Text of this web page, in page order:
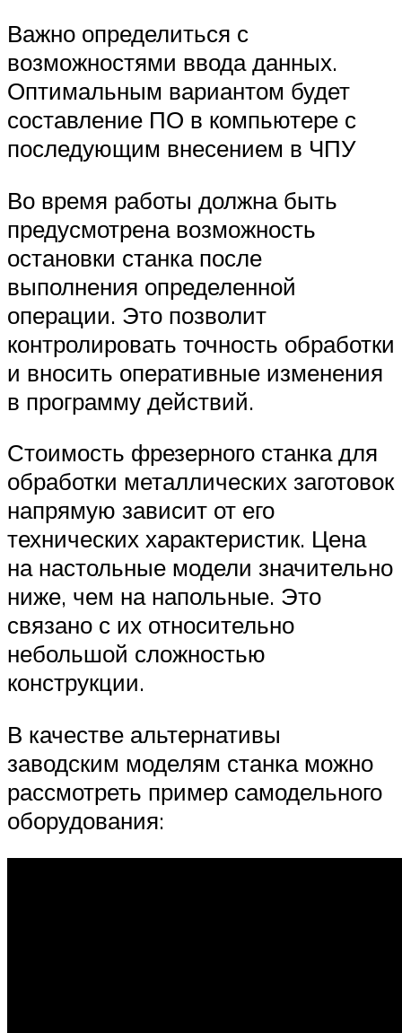
Важно определиться с
возможностями ввода данных.
Оптимальным вариантом будет
составление ПО в компьютере с
последующим внесением в ЧПУ
Во время работы должна быть
предусмотрена возможность
остановки станка после
выполнения определенной
операции. Это позволит
контролировать точность обработки
и вносить оперативные изменения
в программу действий.
Стоимость фрезерного станка для
обработки металлических заготовок
напрямую зависит от его
технических характеристик. Цена
на настольные модели значительно
ниже, чем на напольные. Это
связано с их относительно
небольшой сложностью
конструкции.
В качестве альтернативы
заводским моделям станка можно
рассмотреть пример самодельного
оборудования: